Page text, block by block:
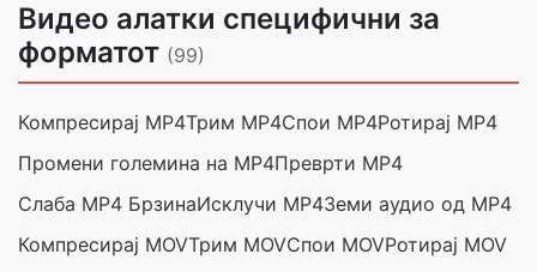
Видео алатки специфични за
форматот (99)
Компресирај MP4Трим MP4Спои MP4Ротирај MP4
Промени големина на MP4Преврти MP4
Слаба MP4 БрзинаИсклучи MP4Земи аудио од MP4
Компресирај MOVТрим MOVСпои MOVРотирај MOV